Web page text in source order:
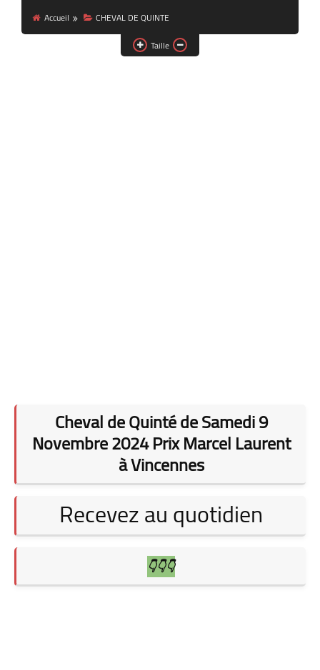
Accueil
CHEVAL DE QUINTE
Taille
Cheval de Quinté de Samedi 9
Novembre 2024 Prix Marcel Laurent
à Vincennes
Recevez au quotidien
👇👇👇